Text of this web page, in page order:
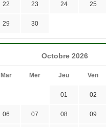
22 23 24 25
29 30
Octobre 2026
Mar Mer Jeu Ven
01 02
06 07 08 09